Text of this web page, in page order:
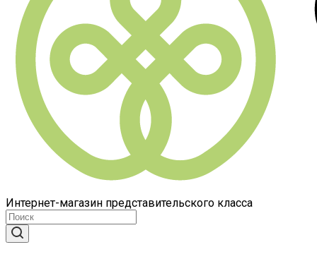
Интернет-магазин представительского класса